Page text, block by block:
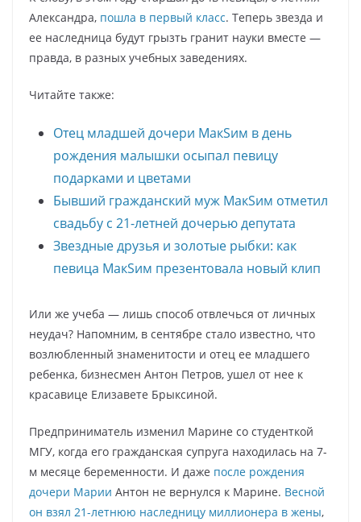
Александра, пошла в первый класс. Теперь звезда и
ее наследница будут грызть гранит науки вместе —
правда, в разных учебных заведениях.
Читайте также:
Отец младшей дочери МакSим в день
рождения малышки осыпал певицу
подарками и цветами
Бывший гражданский муж МакSим отметил
свадьбу с 21-летней дочерью депутата
Звездные друзья и золотые рыбки: как
певица МакSим презентовала новый клип
Или же учеба — лишь способ отвлечься от личных
неудач? Напомним, в сентябре стало известно, что
возлюбленный знаменитости и отец ее младшего
ребенка, бизнесмен Антон Петров, ушел от нее к
красавице Елизавете Брыксиной.
Предприниматель изменил Марине со студенткой
МГУ, когда его гражданская супруга находилась на 7-
м месяце беременности. И даже после рождения
дочери Марии Антон не вернулся к Марине. Весной
он взял 21-летнюю наследницу миллионера в жены,